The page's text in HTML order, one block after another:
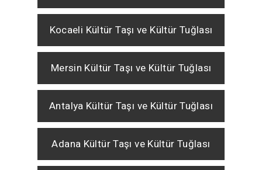
Kocaeli Kültür Taşı ve Kültür Tuğlası
Mersin Kültür Taşı ve Kültür Tuğlası
Antalya Kültür Taşı ve Kültür Tuğlası
Adana Kültür Taşı ve Kültür Tuğlası